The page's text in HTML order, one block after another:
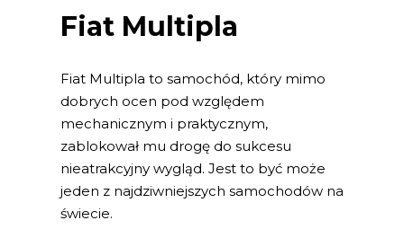
Fiat Multipla
Fiat Multipla to samochód, który mimo
dobrych ocen pod względem
mechanicznym i praktycznym,
zablokował mu drogę do sukcesu
nieatrakcyjny wygląd. Jest to być może
jeden z najdziwniejszych samochodów na
świecie.